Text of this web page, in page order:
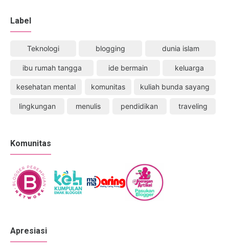
Label
Teknologi blogging dunia islam
ibu rumah tangga ide bermain keluarga
kesehatan mental komunitas kuliah bunda sayang
lingkungan menulis pendidikan traveling
Komunitas
Apresiasi